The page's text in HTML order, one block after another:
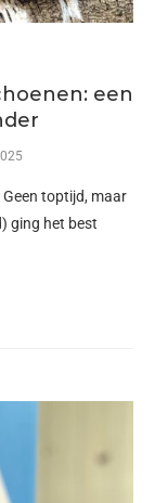
een
toptijd, maar
ging het best